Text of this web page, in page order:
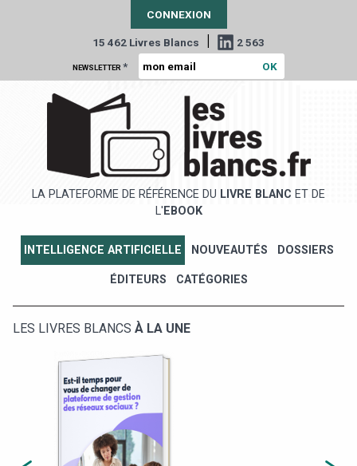
CONNEXION
15 462 Livres Blancs | 2 563
NEWSLETTER *
LA PLATEFORME DE RÉFÉRENCE DU LIVRE BLANC ET DE
L' EBOOK
INTELLIGENCE ARTIFICIELLE NOUVEAUTÉS DOSSIERS
ÉDITEURS CATÉGORIES
LES LIVRES BLANCS À LA UNE